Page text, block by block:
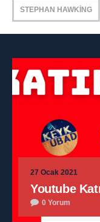
STEPHAN HAWKING
27 Ocak 2021
Youtube
0 Yorum